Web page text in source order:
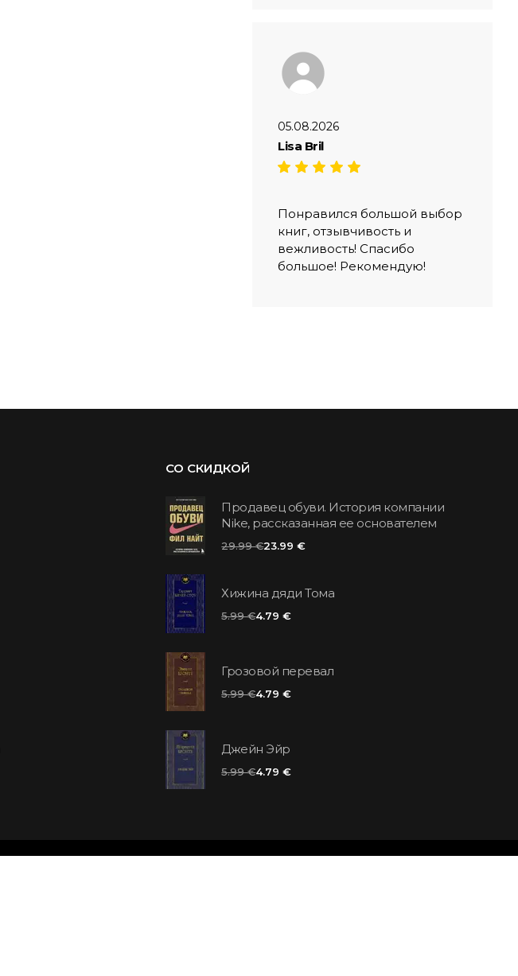
05.08.2026
Lisa Bril
Понравился большой выбор
книг, отзывчивость и
вежливость! Спасибо
большое! Рекомендую!
СО СКИДКОЙ
Продавец обуви. История компании
Nike, рассказанная ее основателем
29.99 €23.99 €
Хижина дяди Тома
5.99 €4.79 €
Грозовой перевал
5.99 €4.79 €
Джейн Эйр
5.99 €4.79 €